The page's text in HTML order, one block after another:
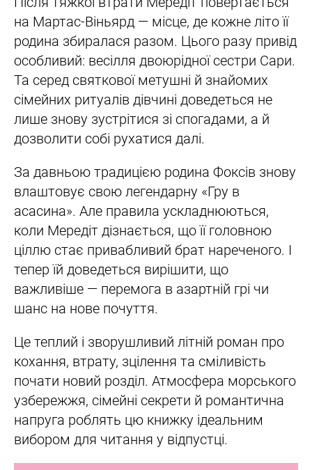
на Мартас-Віньярд — місце, де кожне літо її
родина збиралася разом. Цього разу привід
особливий: весілля двоюрідної сестри Сари.
Та серед святкової метушні й знайомих
сімейних ритуалів дівчині доведеться не
лише знову зустрітися зі спогадами, а й
дозволити собі рухатися далі.
За давньою традицією родина Фоксів знову
влаштовує свою легендарну «Гру в
асасина». Але правила ускладнюються,
коли Мередіт дізнається, що її головною
ціллю стає привабливий брат нареченого. І
тепер їй доведеться вирішити, що
важливіше — перемога в азартній грі чи
шанс на нове почуття.
Це теплий і зворушливий літній роман про
кохання, втрату, зцілення та сміливість
почати новий розділ. Атмосфера морського
узбережжя, сімейні секрети й романтична
напруга роблять цю книжку ідеальним
вибором для читання у відпустці.